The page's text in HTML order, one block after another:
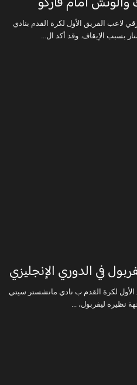
الفريق الأول لكرة القدم بنادي
بسبب الإيقاف. وقد أكد ال...
في الدوري الإنجليزي
لكرة القدم ب نادي مانشستر سيتي
نظيره ليفربول، ...